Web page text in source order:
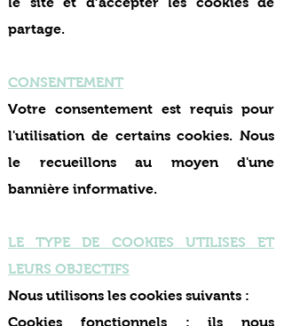
partage.
CONSENTEMENT
Votre consentement est requis pour
l'utilisation de certains cookies. Nous
le recueillons au moyen d'une
bannière informative.
LE TYPE DE COOKIES UTILISES ET
LEURS OBJECTIFS
Nous utilisons les cookies suivants :
Cookies fonctionnels : ils nous